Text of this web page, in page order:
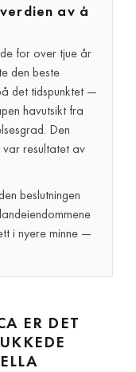
av å
for over tjue år
den beste
det tidspunktet —
havutsikt fra
Den
var resultatet av
beslutningen
i nyere minne —
ER DET